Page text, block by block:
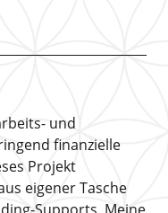
und
finanzielle
Projekt
eigener Tasche